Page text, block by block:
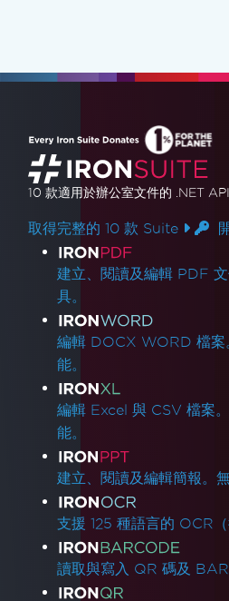
10 款適用於辦公室文件的 .NET
取得完整的 10 款 Suite
產品連結
建立、閱讀及編輯 PDF
具。
編輯 DOCX WORD 檔
能。
編輯 Excel 與 CSV 檔案
能。
建立、閱讀及編輯簡報。
支援 125 種語言的 OCR
讀取與寫入 QR 碼及